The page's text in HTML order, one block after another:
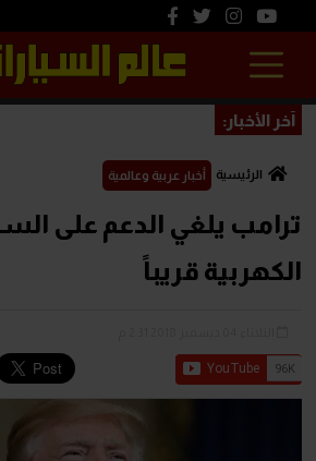
آخر الأخبار:
الرئيسية أخبار عربية وعالمية
ترامب يلغي الدعم على
الكهربية قريباً